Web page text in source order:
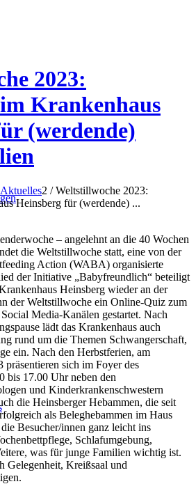
2023:
Krankenhaus
(werdende)
Aktuelles2 / Weltstillwoche 2023:
Heinsberg für (werdende) ...
– angelehnt an die 40 Wochen
die Weltstillwoche statt, eine von der
Action (WABA) organisierte
der Initiative „Babyfreundlich“ beteiligt
Heinsberg wieder an der
der Weltstillwoche ein Online-Quiz zum
Media-Kanälen gestartet. Nach
lädt das Krankenhaus auch
rund um die Themen Schwangerschaft,
ein. Nach den Herbstferien, am
präsentieren sich im Foyer des
bis 17.00 Uhr neben den
und Kinderkrankenschwestern
die Heinsberger Hebammen, die seit
als Beleghebammen im Haus
Besucher/innen ganz leicht ins
Schlafumgebung,
was für junge Familien wichtig ist.
Gelegenheit, Kreißsaal und